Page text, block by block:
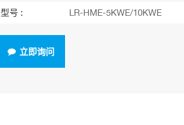
型号 :
LR-HME-5KWE/10KWE
立即询问